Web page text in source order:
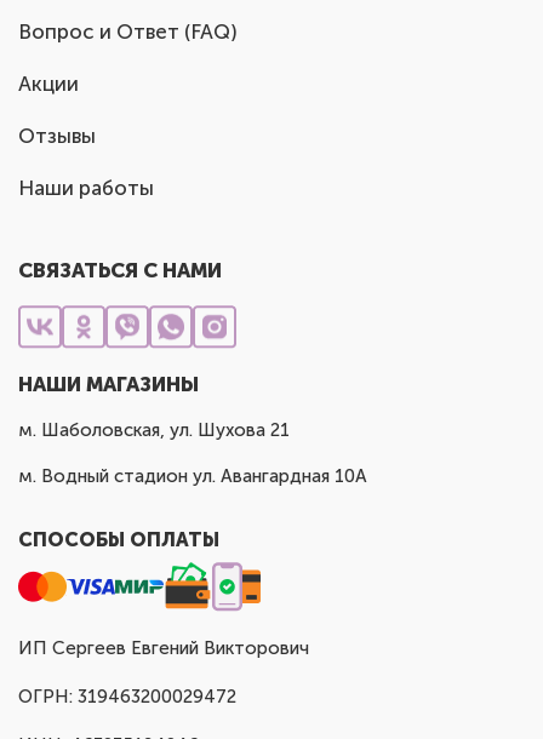
Вопрос и Ответ (FAQ)
Акции
Отзывы
Наши работы
СВЯЗАТЬСЯ С НАМИ
НАШИ МАГАЗИНЫ
м. Шаболовская, ул. Шухова 21
м. Водный стадион ул. Авангардная 10А
СПОСОБЫ ОПЛАТЫ
ИП Сергеев Евгений Викторович
ОГРН: 319463200029472